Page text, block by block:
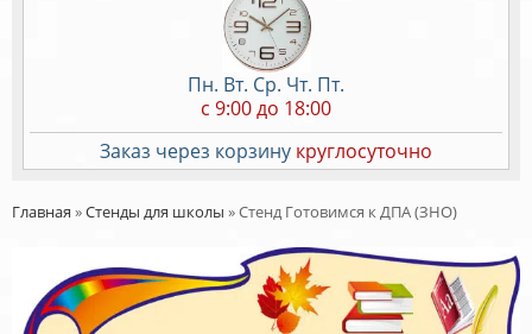
Пн. Вт. Ср. Чт. Пт.
c 9:00 до 18:00
Заказ через корзину круглосуточно
Главная »Стенды для школы »Стенд Готовимся к ДПА (ЗНО)